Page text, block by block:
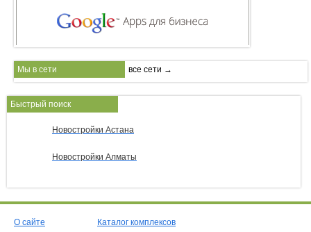
Мы в сети все сети →
Быстрый поиск
Новостройки Астана
Новостройки Алматы
О сайте
Каталог комплексов